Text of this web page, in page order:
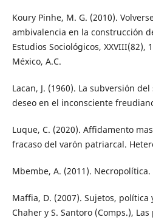
Koury Pinhe, M. G. (2010).
ambivalencia en la construcción
Estudios Sociológicos, XXVIII(82),
México, A.C.
Lacan, J. (1960). La subversión
deseo en el inconsciente
Luque, C. (2020). Affidamento
fracaso del varón patriarcal.
Mbembe, A. (2011).
Maffia, D. (2007). Sujetos, política
Chaher y S. Santoro (Comps.),